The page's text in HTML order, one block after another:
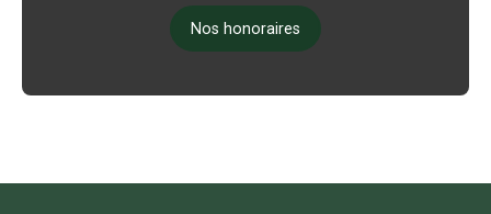
Nos honoraires